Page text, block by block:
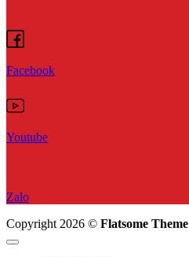
Facebook
Youtube
Zalo
Copyright 2026 © Flatsome Theme